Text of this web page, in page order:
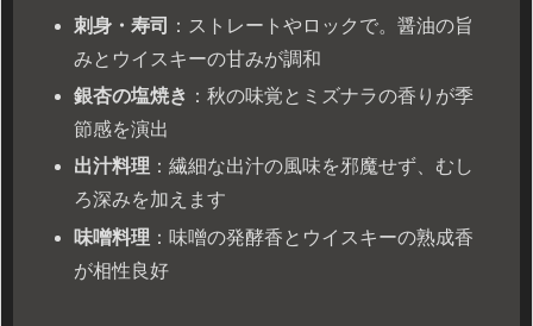
刺身・寿司
：ストレートやロックで。醤油の旨
みとウイスキーの甘みが調和
銀杏の塩焼き ：秋の味覚とミズナラの香りが季
節感を演出
出汁料理 ：繊細な出汁の風味を邪魔せず、むし
ろ深みを加えます
味噌料理 ：味噌の発酵香とウイスキーの熟成香
が相性良好